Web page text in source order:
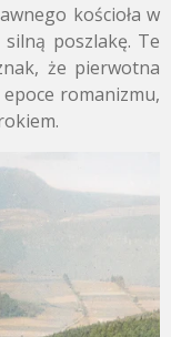
kościoła w
silną poszlakę. Te
że pierwotna
romanizmu,